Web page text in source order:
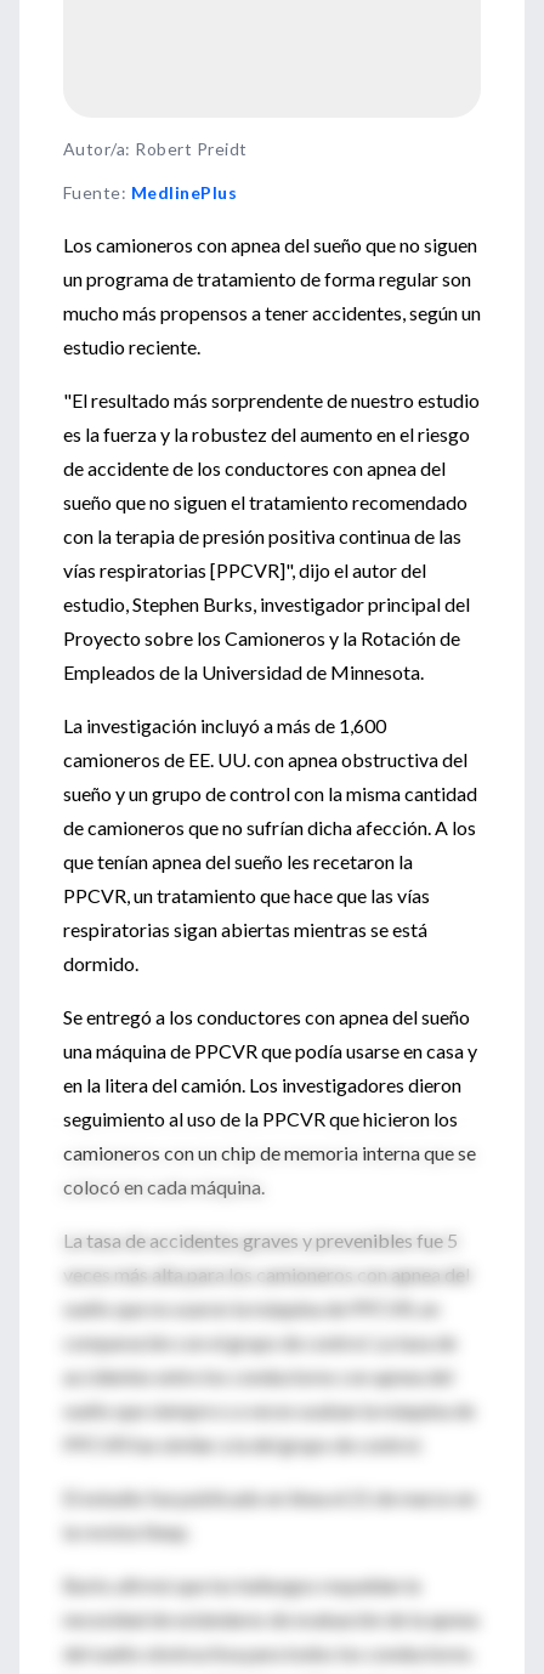
Autor/a: Robert Preidt
Fuente: MedlinePlus
Los camioneros con apnea del sueño que no siguen
un programa de tratamiento de forma regular son
mucho más propensos a tener accidentes, según un
estudio reciente.
"El resultado más sorprendente de nuestro estudio
es la fuerza y la robustez del aumento en el riesgo
de accidente de los conductores con apnea del
sueño que no siguen el tratamiento recomendado
con la terapia de presión positiva continua de las
vías respiratorias [PPCVR]", dijo el autor del
estudio, Stephen Burks, investigador principal del
Proyecto sobre los Camioneros y la Rotación de
Empleados de la Universidad de Minnesota.
La investigación incluyó a más de 1,600
camioneros de EE. UU. con apnea obstructiva del
sueño y un grupo de control con la misma cantidad
de camioneros que no sufrían dicha afección. A los
que tenían apnea del sueño les recetaron la
PPCVR, un tratamiento que hace que las vías
respiratorias sigan abiertas mientras se está
dormido.
Se entregó a los conductores con apnea del sueño
una máquina de PPCVR que podía usarse en casa y
en la litera del camión. Los investigadores dieron
seguimiento al uso de la PPCVR que hicieron los
camioneros con un chip de memoria interna que se
colocó en cada máquina.
La tasa de accidentes graves y prevenibles fue 5
veces más alta para los camioneros con apnea del
sueño que no usaron la máquina de PPCVR, en
comparación con el grupo de control. La tasa de
accidentes entre los conductores con apnea del
sueño que siempre o a veces usaban la máquina de
PPCVR fue similar a la del grupo de control.
El estudio fue publicado en línea el 21 de marzo en
la revista Sleep.
Burks afirmó que los hallazgos respaldan la
necesidad de estándares de evaluación de la apnea
del sueño obstructiva para todos los conductores.